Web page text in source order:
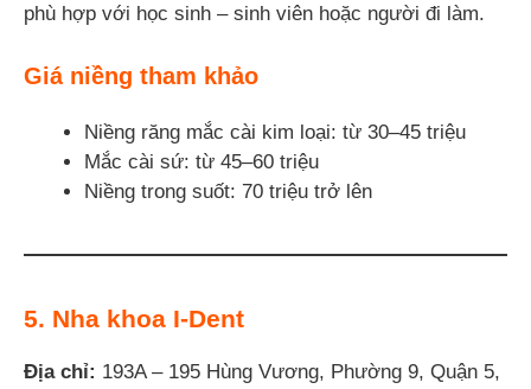
phù hợp với học sinh – sinh viên hoặc người đi làm.
Giá niềng tham khảo
Niềng răng mắc cài kim loại: từ 30–45 triệu
Mắc cài sứ: từ 45–60 triệu
Niềng trong suốt: 70 triệu trở lên
5. Nha khoa I-Dent
Địa chỉ: 193A – 195 Hùng Vương, Phường 9, Quận 5,